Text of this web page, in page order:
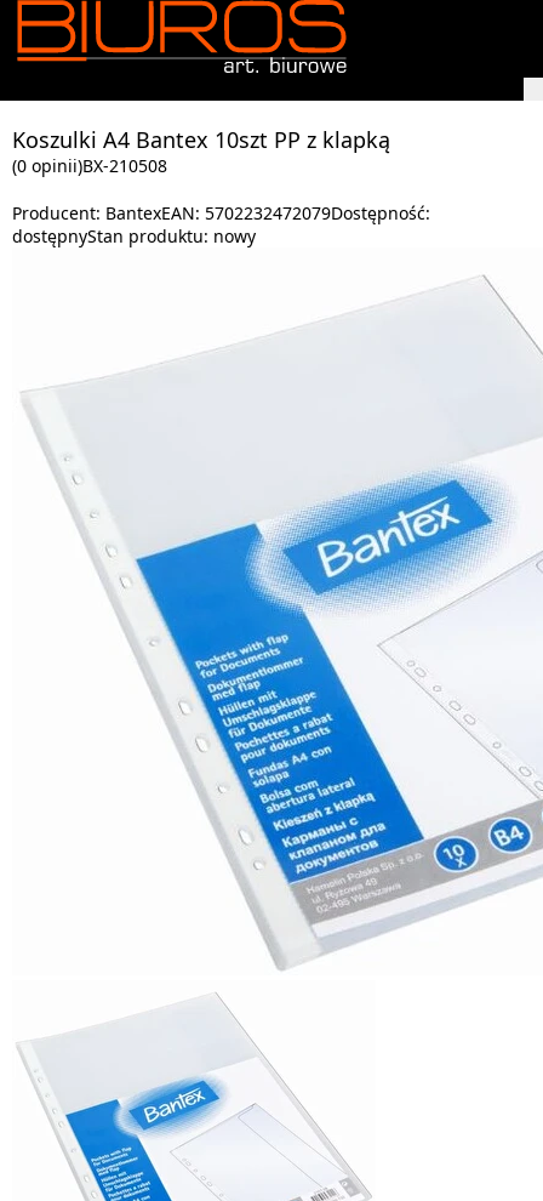
Koszulki A4 Bantex 10szt PP z klapką
(0 opinii)BX-210508
Producent: BantexEAN: 5702232472079Dostępność:
dostępnyStan produktu: nowy